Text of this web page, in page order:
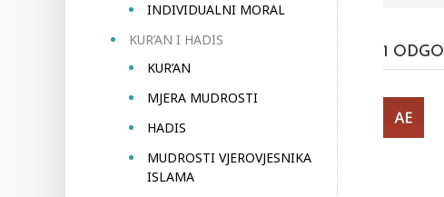
INDIVIDUALNI MORAL
KUR’AN I HADIS
KUR’AN
MJERA MUDROSTI
HADIS
MUDROSTI VJEROVJESNIKA
ISLAMA
1